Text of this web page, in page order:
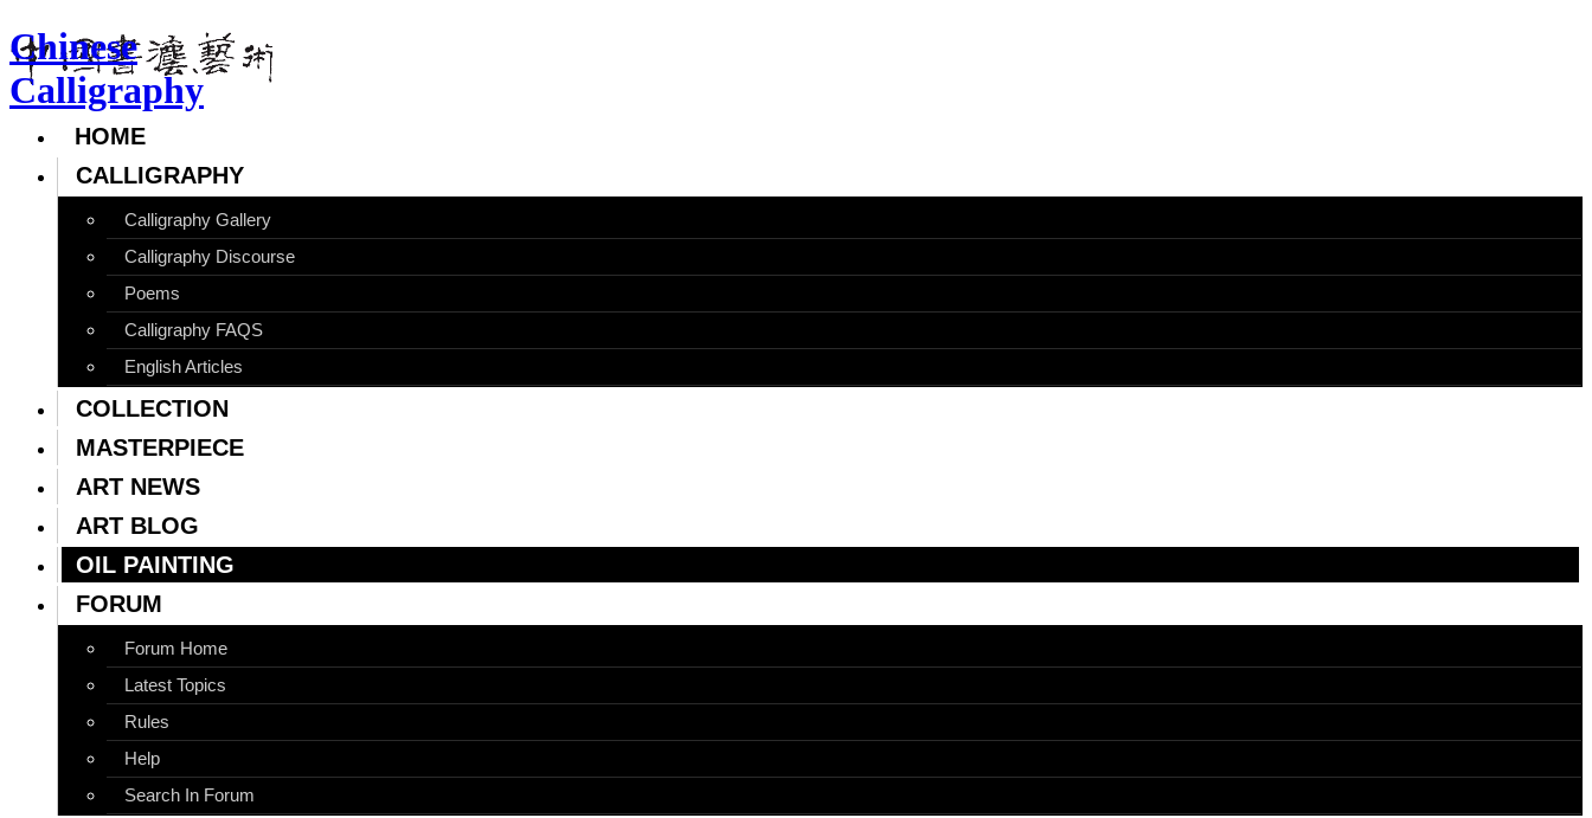
Chinese
Calligraphy
HOME
CALLIGRAPHY
Calligraphy Gallery
Calligraphy Discourse
Poems
Calligraphy FAQS
English Articles
COLLECTION
MASTERPIECE
ART NEWS
ART BLOG
OIL PAINTING
FORUM
Forum Home
Latest Topics
Rules
Help
Search In Forum